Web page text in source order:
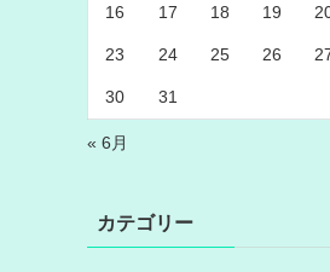
16 17 18 19
23 24 25 26
30 31
« 6月
カテゴリー